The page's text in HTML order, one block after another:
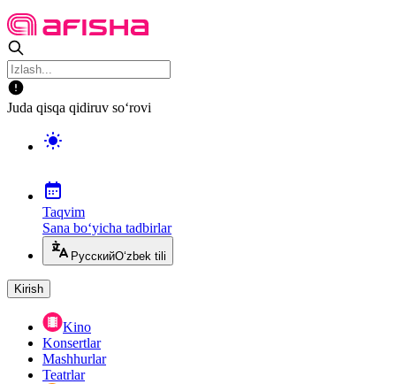
Juda qisqa qidiruv so‘rovi
Taqvim
Sana bo‘yicha tadbirlar
РусскийO‘zbek tili
Kirish
Kino
Konsertlar
Mashhurlar
Teatrlar